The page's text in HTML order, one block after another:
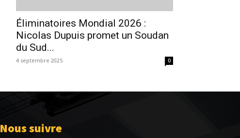
Éliminatoires Mondial 2026 :
Nicolas Dupuis promet un Soudan
du Sud...
4 septembre 2025 0
Nous suivre